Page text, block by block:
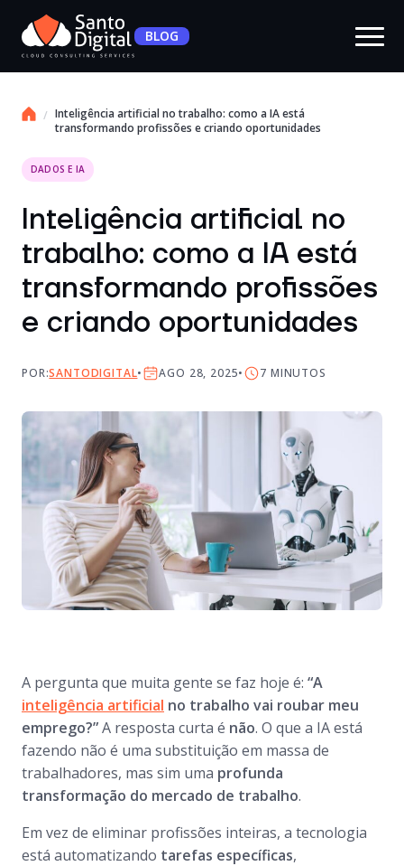
BLOG
Inteligência artificial no trabalho: como a IA está
transformando profissões e criando oportunidades
DADOS E IA
Inteligência artificial no
trabalho: como a IA está
transformando profissões
e criando oportunidades
POR:SANTODIGITAL AGO 28, 2025 7 MINUTOS
A pergunta que muita gente se faz hoje é: “A
inteligência artificial no trabalho vai roubar meu
emprego?”A resposta curta é não. O que a IA está
fazendo não é uma substituição em massa de
trabalhadores, mas sim uma profunda
transformação do mercado de trabalho.
Em vez de eliminar profissões inteiras, a tecnologia
está automatizando tarefas específicas,